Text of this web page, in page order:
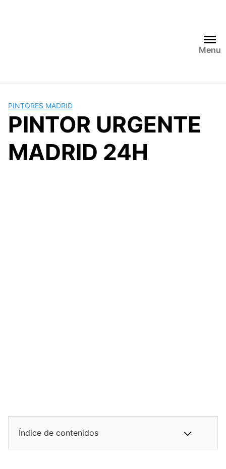
Menu
PINTORES MADRID
PINTOR URGENTE
MADRID 24H
Índice de contenidos